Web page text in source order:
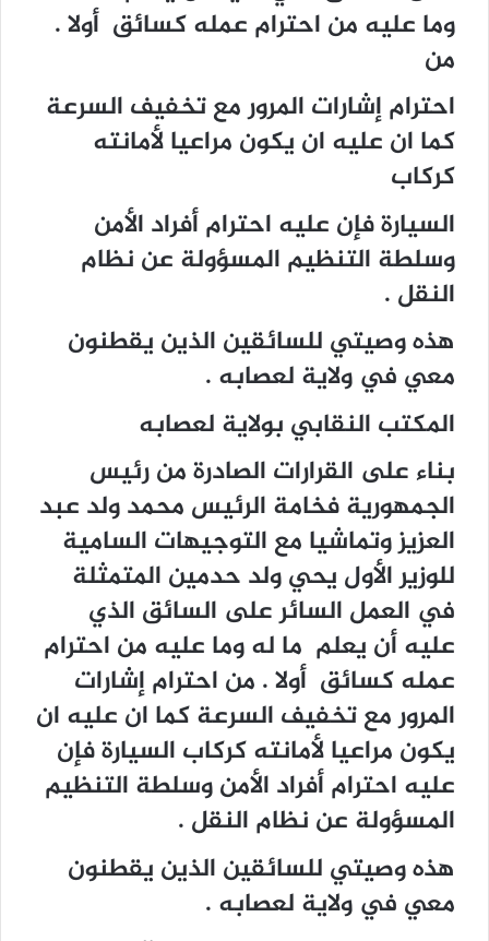
وما عليه من احترام عمله كسائق أولا .
من
احترام إشارات المرور مع تخفيف السرعة
كما ان عليه ان يكون مراعيا لأمانته
كركاب
السيارة فإن عليه احترام أفراد الأمن
وسلطة التنظيم المسؤولة عن نظام
النقل .
هذه وصيتي للسائقين الذين يقطنون
معي في ولاية لعصابه .
المكتب النقابي بولاية لعصابه
بناء على القرارات الصادرة من رئيس
الجمهورية فخامة الرئيس محمد ولد عبد
العزيز وتماشيا مع التوجيهات السامية
للوزير الأول يحي ولد حدمين المتمثلة
في العمل السائر على السائق الذي
عليه أن يعلم ما له وما عليه من احترام
عمله كسائق أولا . من احترام إشارات
المرور مع تخفيف السرعة كما ان عليه ان
يكون مراعيا لأمانته كركاب السيارة فإن
عليه احترام أفراد الأمن وسلطة التنظيم
المسؤولة عن نظام النقل .
هذه وصيتي للسائقين الذين يقطنون
معي في ولاية لعصابه .